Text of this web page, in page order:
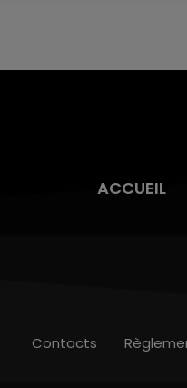
ACCUEIL
Contacts